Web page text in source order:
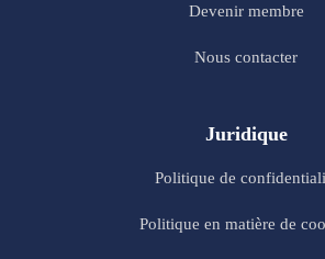
Devenir membre
Nous contacter
Juridique
Politique de
Politique en matière de